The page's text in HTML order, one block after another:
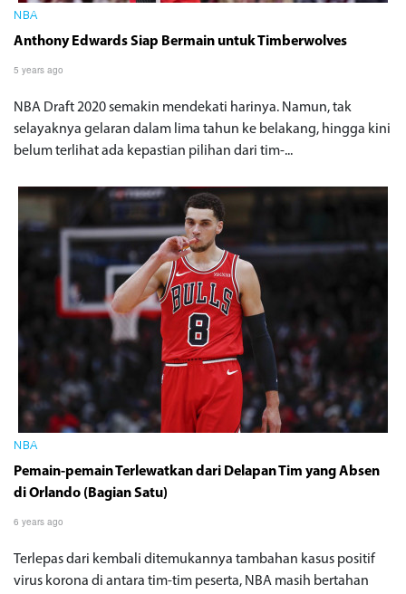
NBA
Anthony Edwards Siap Bermain untuk Timberwolves
5 years ago
NBA Draft 2020 semakin mendekati harinya. Namun, tak
selayaknya gelaran dalam lima tahun ke belakang, hingga kini
belum terlihat ada kepastian pilihan dari tim-...
NBA
Pemain-pemain Terlewatkan dari Delapan Tim yang Absen
di Orlando (Bagian Satu)
6 years ago
Terlepas dari kembali ditemukannya tambahan kasus positif
virus korona di antara tim-tim peserta, NBA masih bertahan